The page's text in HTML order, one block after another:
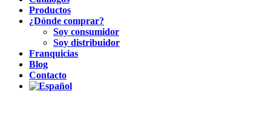
Productos
¿Dónde comprar?
Soy consumidor
Soy distribuidor
Franquicias
Blog
Contacto